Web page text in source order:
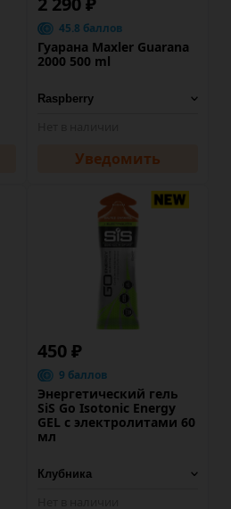
45.8 баллов
Гуарана Maxler Guarana
2000 500 ml
Уведомить
450 ₽
9 баллов
Энергетический гель
SiS Go Isotonic Energy
GEL с электролитами 60
мл